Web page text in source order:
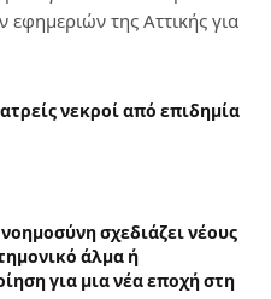
της Αττικής για
νεκροί από επιδημία
σχεδιάζει νέους
άλμα ή
για μια νέα εποχή στη